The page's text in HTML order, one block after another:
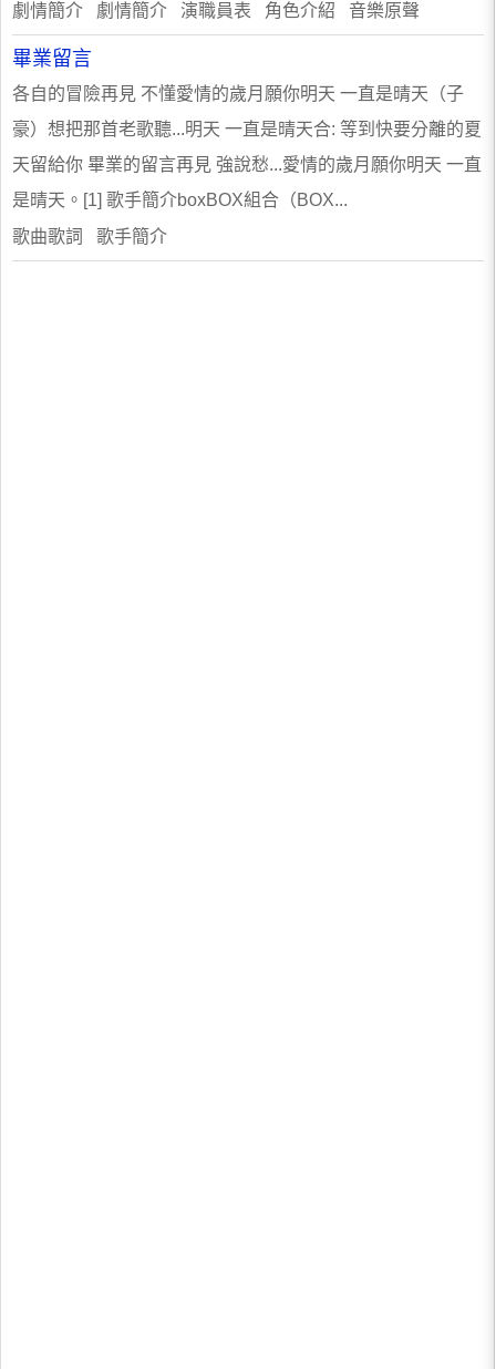
劇情簡介 劇情簡介 演職員表 角色介紹 音樂原聲
畢業留言
各自的冒險再見 不懂愛情的歲月願你明天 一直是晴天（子
豪）想把那首老歌聽...明天 一直是晴天合: 等到快要分離的夏
天留給你 畢業的留言再見 強說愁...愛情的歲月願你明天 一直
是晴天。[1] 歌手簡介boxBOX組合（BOX...
歌曲歌詞 歌手簡介